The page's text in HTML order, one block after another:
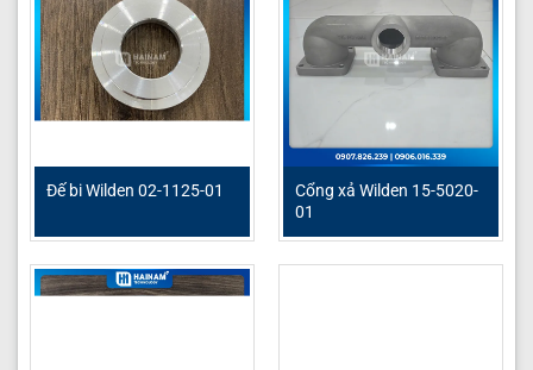
Đế bi Wilden 02-1125-01
Cổng xả Wilden 15-5020-
01